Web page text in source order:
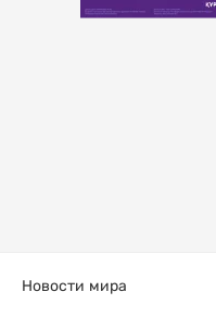
Новости мира